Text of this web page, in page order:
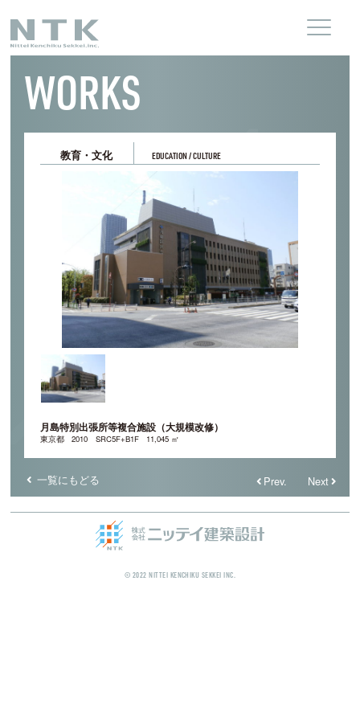
WORKS
教育・文化 EDUCATION / CULTURE
月島特別出張所等複合施設（大規模改修）
東京都 2010 SRC5F+B1F 11,045 ㎡
一覧にもどる Prev. Next
© 2022 NITTEI KENCHIKU SEKKEI INC.